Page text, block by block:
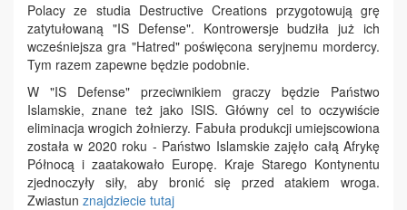
Polacy ze studia Destructive Creations przygotowują grę
zatytułowaną "IS Defense". Kontrowersje budziła już ich
wcześniejsza gra "Hatred" poświęcona seryjnemu mordercy.
Tym razem zapewne będzie podobnie.
W "IS Defense" przeciwnikiem graczy będzie Państwo
Islamskie, znane też jako ISIS. Główny cel to oczywiście
eliminacja wrogich żołnierzy. Fabuła produkcji umiejscowiona
została w 2020 roku - Państwo Islamskie zajęło całą Afrykę
Północą i zaatakowało Europę. Kraje Starego Kontynentu
zjednoczyły siły, aby bronić się przed atakiem wroga.
Zwiastun znajdziecie tutaj